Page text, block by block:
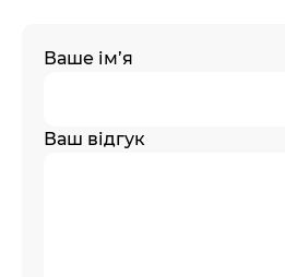
Ваше ім’я
Ваш відгук